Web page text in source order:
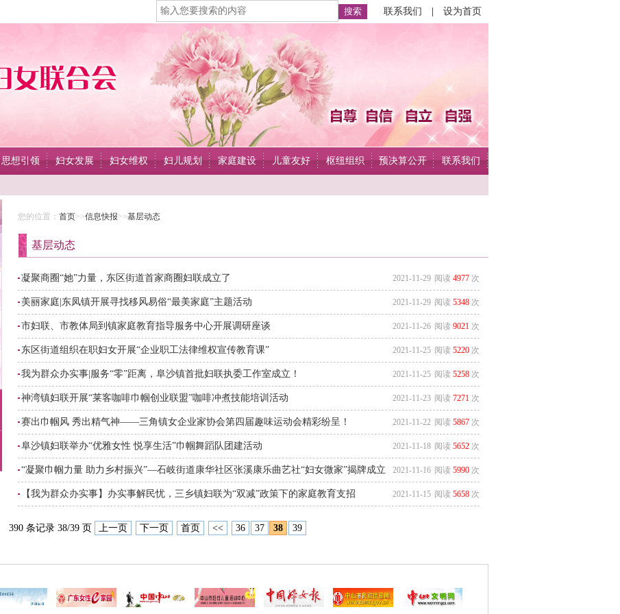
联系我们 设为首页
思想引领 妇女发展 妇女维权 妇儿规划 家庭建设 儿童友好 枢纽组织 预决算公开 联系我们
您的位置： 首页>>信息快报>>基层动态
基层动态
阅读 4977 次
2021-11-29
凝聚商圈“她”力量，东区街道首家商圈妇联成立了
阅读 5348 次
2021-11-29
美丽家庭|东凤镇开展寻找移风易俗“最美家庭”主题活动
阅读 9021 次
2021-11-26
市妇联、市教体局到镇家庭教育指导服务中心开展调研座谈
阅读 5220 次
2021-11-25
东区街道组织在职妇女开展“企业职工法律维权宣传教育课”
阅读 5258 次
2021-11-25
我为群众办实事|服务“零”距离，阜沙镇首批妇联执委工作室成立！
阅读 7271 次
2021-11-23
神湾镇妇联开展“莱客咖啡巾帼创业联盟”咖啡冲煮技能培训活动
阅读 5867 次
2021-11-22
赛出巾帼风 秀出精气神——三角镇女企业家协会第四届趣味运动会精彩纷呈！
阅读 5652 次
2021-11-18
阜沙镇妇联举办“优雅女性 悦享生活”巾帼舞蹈队团建活动
阅读 5990 次
2021-11-16
“凝聚巾帼力量 助力乡村振兴”—石岐街道康华社区张溪康乐曲艺社“妇女微家”揭牌成立
阅读 5658 次
2021-11-15
【我为群众办实事】办实事解民忧，三乡镇妇联为“双减”政策下的家庭教育支招
390 条记录 38/39 页 上一页 下一页 首页 << 36 37 38 39